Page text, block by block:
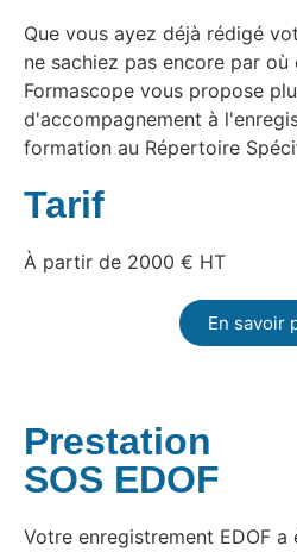
Que vous ayez déjà rédigé
ne sachiez pas encore par où
Formascope vous propose
d'accompagnement à
formation au Répertoire
Tarif
À partir de 2000 € HT
En savoir
Prestation
SOS EDOF
Votre enregistrement EDOF a